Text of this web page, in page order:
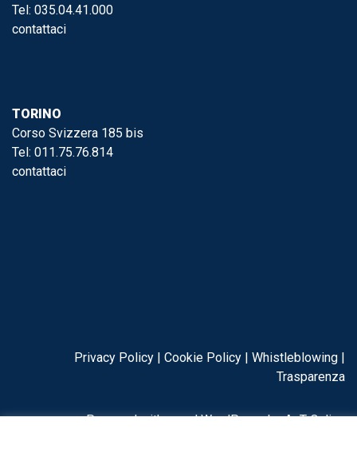
Tel: 035.04.41.000
contattaci
TORINO
Corso Svizzera 185 bis
Tel: 011.75.76.814
contattaci
Privacy Policy Cookie Policy Whistleblowing
Trasparenza
Powered with ♥ and WordPress byAeT Online